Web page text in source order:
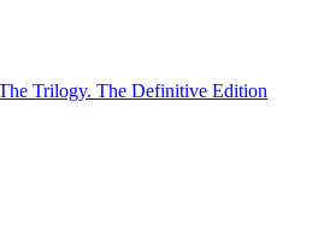
Trilogy. The Definitive Edition